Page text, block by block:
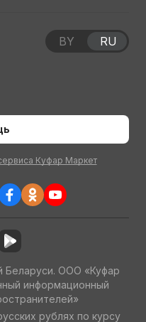
Куфар Маркет
BY RU
Беларуси. ООО «Куфар
информационный
рублях по курсу